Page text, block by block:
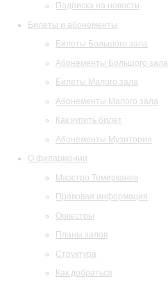
Подписка на новости
Билеты и абонементы
Билеты Большого зала
Абонементы Большого зала
Билеты Малого зала
Абонементы Малого зала
Как купить билет
Абонементы Музитория
О филармонии
Маэстро Темирканов
Правовая информация
Оркестры
Планы залов
Структура
Как добраться